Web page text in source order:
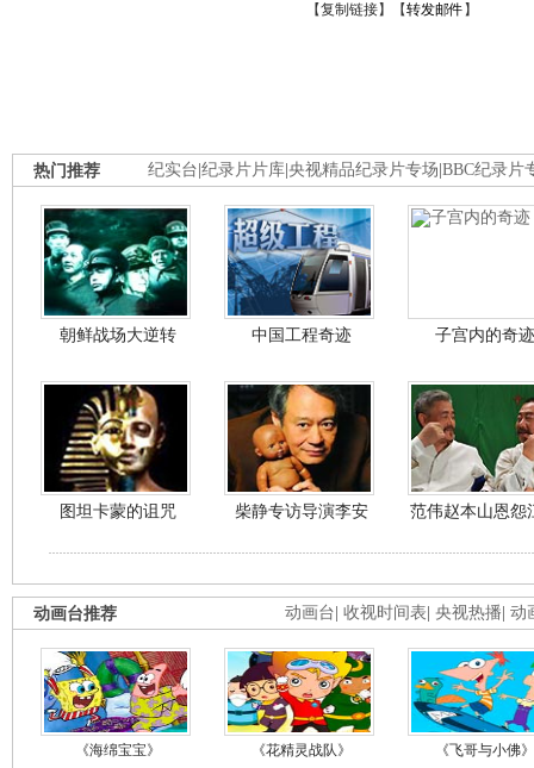
【复制链接】【转发邮件 】
纪实台 纪录片片库 央视精品纪录片专场 BBC纪录片
热门推荐
朝鲜战场大逆转 中国工程奇迹 子宫内的奇迹
图坦卡蒙的诅咒 柴静专访导演李安 范伟赵本山恩怨
动画台 收视时间表 央视热播 动
动画台推荐
《海绵宝宝》 《花精灵战队》 《飞哥与小佛》